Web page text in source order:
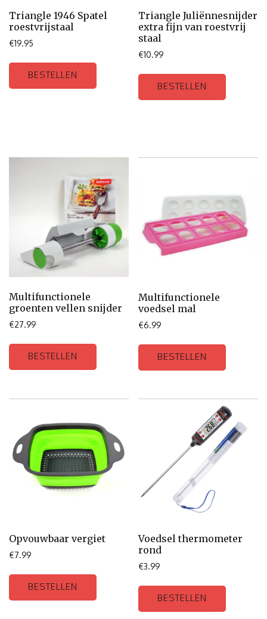
Triangle 1946 Spatel
roestvrijstaal
€19.95
BESTELLEN
Triangle Juliënnesnijder
extra fijn van roestvrij
staal
€10.99
BESTELLEN
Multifunctionele
groenten vellen snijder
€27.99
BESTELLEN
Multifunctionele
voedsel mal
€6.99
BESTELLEN
Opvouwbaar vergiet
€7.99
BESTELLEN
Voedsel thermometer
rond
€3.99
BESTELLEN